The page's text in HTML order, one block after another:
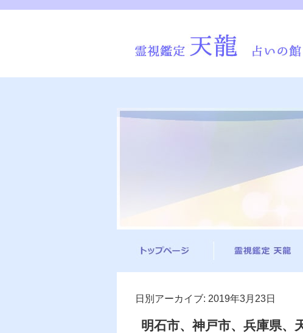
日別アーカイブ: 2019年3月23日
明石市、神戸市、兵庫県、